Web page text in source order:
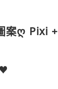
案ღ Pixi